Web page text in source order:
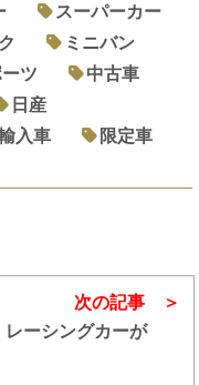
スーパーカー
ミニバン
ツ
中古車
日産
入車
限定車
次の記事
ーシングカーが